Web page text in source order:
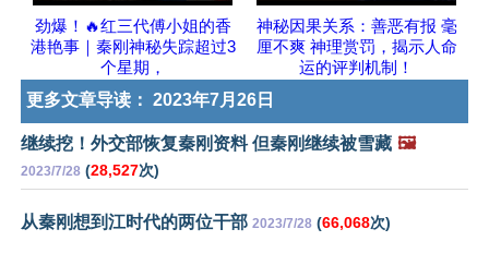
劲爆！🔥红三代傅小姐的香
港艳事｜秦刚神秘失踪超过3
个星期，
神秘因果关系：善恶有报 毫
厘不爽 神理赏罚，揭示人命
运的评判机制！
更多文章导读： 2023年7月26日
继续挖！外交部恢复秦刚资料 但秦刚继续被雪藏 🖼️
2023/7/28 (28,527次)
从秦刚想到江时代的两位干部 2023/7/28 (66,068次)